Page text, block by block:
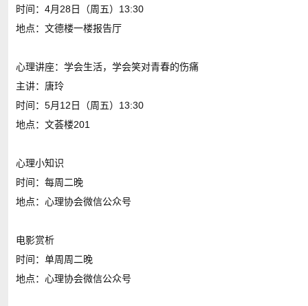
时间：4月28日（周五）13:30
地点：文德楼一楼报告厅
心理讲座：学会生活，学会笑对青春的伤痛
主讲：唐玲
时间：5月12日（周五）13:30
地点：文荟楼201
心理小知识
时间：每周二晚
地点：心理协会微信公众号
电影赏析
时间：单周周二晚
地点：心理协会微信公众号